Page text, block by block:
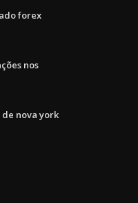
forex
nos
nova york